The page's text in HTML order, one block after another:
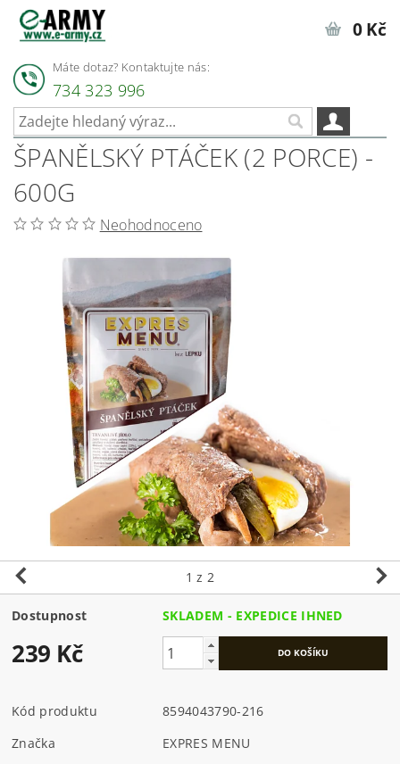
Máte dotaz? Kontaktujte nás:
734 323 996
0 Kč
ŠPANĚLSKÝ PTÁČEK (2 PORCE) -
600G
Neohodnoceno
1 z 2
Dostupnost SKLADEM - EXPEDICE IHNED
239 Kč
Kód produktu
8594043790-216
Značka
EXPRES MENU